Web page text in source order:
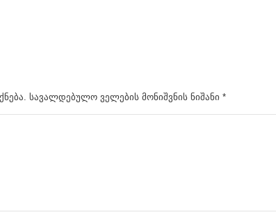
სავალდებულო ველების მონიშვნის ნიშანი *